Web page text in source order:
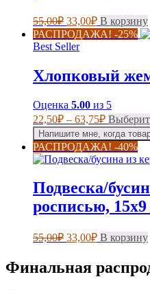
55,00₽ Первоначальная
цена
составляла
33,00₽Текущая
цена:
В корзину
РАСПРОДАЖА! -25%
Best Seller
Хлопковый
Оценка 5.00 из 5
22,50₽ – 63,75₽Диапазон
цен:
22,50₽
–
Напишите мне, когда
РАСПРОДАЖА! -40%
Подвеска/
росписью,
55,00₽ Первоначальная
55,00₽.
33,00₽Текущая
цена:
В корзину
Финальная